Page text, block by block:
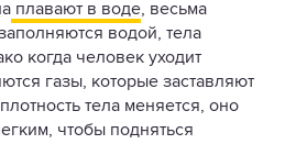
плавают в воде, весьма
водой, тела
когда человек уходит
газы, которые заставляют
тела меняется, оно
чтобы подняться